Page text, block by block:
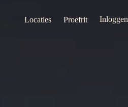
Locaties Proefrit Inloggen